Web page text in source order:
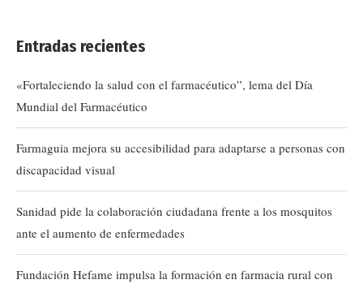
Entradas recientes
«Fortaleciendo la salud con el farmacéutico”, lema del Día
Mundial del Farmacéutico
Farmaguia mejora su accesibilidad para adaptarse a personas con
discapacidad visual
Sanidad pide la colaboración ciudadana frente a los mosquitos
ante el aumento de enfermedades
Fundación Hefame impulsa la formación en farmacia rural con